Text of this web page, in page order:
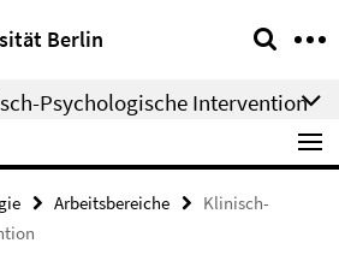
Berlin
Psychologische Intervention
Arbeitsbereiche
Klinisch-